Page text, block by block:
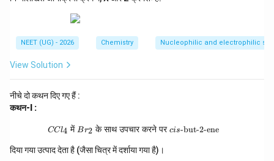
[(\te
xt
\text
_2,
\text
xt{i
i}) \t
NEET (UG) - 2026 Chemistry Nucleophilic and electrophilic
View Solution
नीचे दो कथन दिए गए हैं :
कथन-I :
CCl_4 \text{ में } Br_2 \text{ के साथ
CCl4 में Br2 के साथ उपचार करने पर cis-but-2-ene
दिया गया उत्पाद देता है (जैसा चित्र में दर्शाया गया है)।